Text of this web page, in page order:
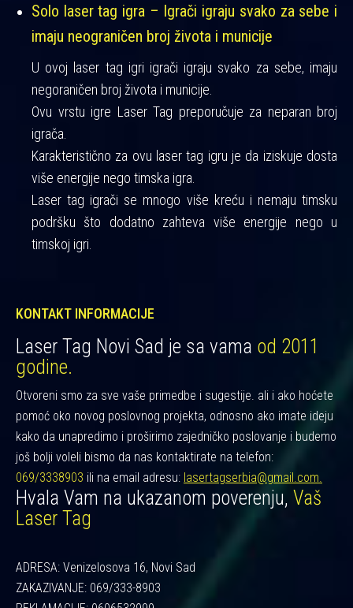
Solo laser tag igra – Igrači igraju svako za sebe i
imaju neograničen broj života i municije
U ovoj laser tag igri igrači igraju svako za sebe, imaju
negoraničen broj života i municije.
Ovu vrstu igre Laser Tag preporučuje za neparan broj
igrača.
Karakteristično za ovu laser tag igru je da iziskuje dosta
više energije nego timska igra.
Laser tag igrači se mnogo više kreću i nemaju timsku
podršku što dodatno zahteva više energije nego u
timskoj igri.
KONTAKT INFORMACIJE
Laser Tag Novi Sad je sa vama od 2011
godine.
Otvoreni smo za sve vaše primedbe i sugestije. ali i ako hoćete
pomoć oko novog poslovnog projekta, odnosno ako imate ideju
kako da unapredimo i proširimo zajedničko poslovanje i budemo
još bolji voleli bismo da nas kontaktirate na telefon:
069/3338903 ili na email adresu: lasertagserbia@gmail.com.
Hvala Vam na ukazanom poverenju, Vaš
Laser Tag
ADRESA: Venizelosova 16, Novi Sad
ZAKAZIVANJE: 069/333-8903